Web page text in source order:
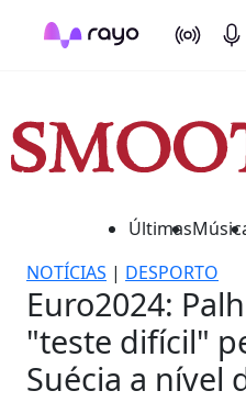
On Air
Últimas
NOTÍCIAS | DESPORTO
Euro2024:
"teste difícil"
Suécia a nível